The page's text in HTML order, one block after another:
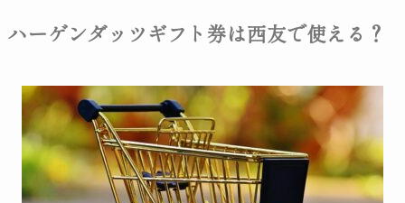
ハーゲンダッツギフト券は西友で使える？